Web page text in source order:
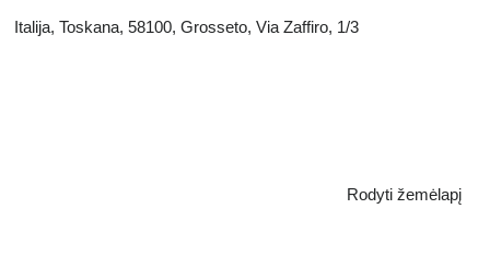
Italija, Toskana, 58100, Grosseto, Via Zaffiro, 1/3
Rodyti žemėlapį